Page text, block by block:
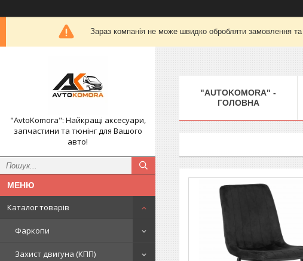
Зараз компанія не може швидко обробляти замовлення
"AvtoKomora": Найкращі аксесуари,
запчастини та тюнінг для Вашого
авто!
Каталог товарів
Фаркопи
Захист двигуна (КПП)
"AUTOKOMORA" -
ГОЛОВНА